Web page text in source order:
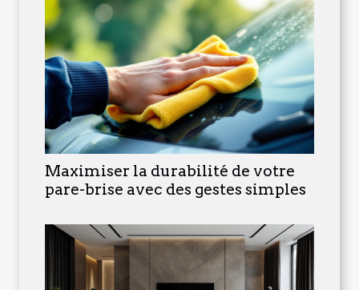
Maximiser la durabilité de votre
pare-brise avec des gestes simples